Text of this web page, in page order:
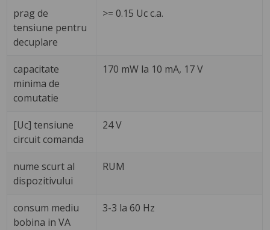
prag de
tensiune pentru
decuplare
>= 0.15 Uc c.a.
capacitate
minima de
comutatie
170 mW la 10 mA, 17 V
[Uc] tensiune
circuit comanda
24 V
nume scurt al
dispozitivului
RUM
consum mediu
bobina in VA
3-3 la 60 Hz